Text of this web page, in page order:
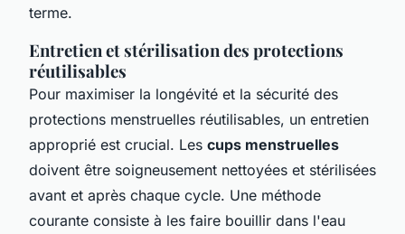
terme.
Entretien et stérilisation des protections
réutilisables
Pour maximiser la longévité et la sécurité des
protections menstruelles réutilisables, un entretien
approprié est crucial. Les cups menstruelles
doivent être soigneusement nettoyées et stérilisées
avant et après chaque cycle. Une méthode
courante consiste à les faire bouillir dans l'eau